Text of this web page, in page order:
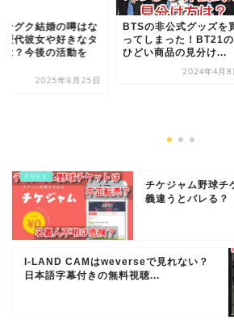
ングク結婚の噂はな
歴代彼女や好きなタ
は？今後の活動を
2025年8月25日
BTSの非公式グッズを
ってしまった！BT21の
ひどい商品の見分け...
2024年4月8
チケジャム野球チ
義違うとバレる？
I-LAND CAMはweverseで見れない？
日本語字幕付きの無料視聴...